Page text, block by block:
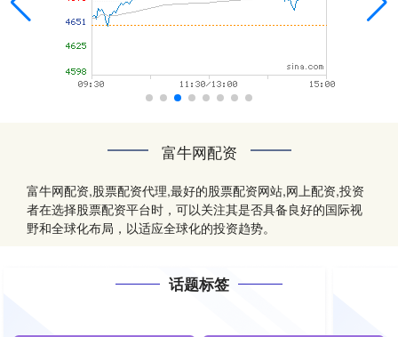
富牛网配资
富牛网配资,股票配资代理,最好的股票配资网站,网上配资,投资
者在选择股票配资平台时，可以关注其是否具备良好的国际视
野和全球化布局，以适应全球化的投资趋势。
话题标签